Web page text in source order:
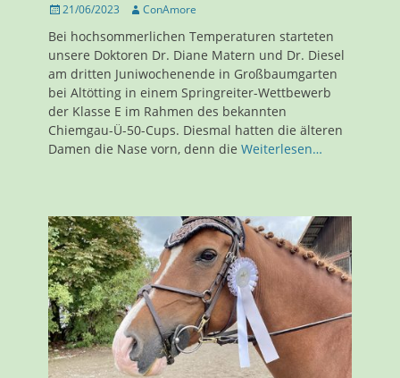
Veröffentlicht
21/06/2023 AutorConAmore
Bei hochsommerlichen Temperaturen starteten
unsere Doktoren Dr. Diane Matern und Dr. Diesel
am dritten Juniwochenende in Großbaumgarten
bei Altötting in einem Springreiter-Wettbewerb
der Klasse E im Rahmen des bekannten
Chiemgau-Ü-50-Cups. Diesmal hatten die älteren
Damen die Nase vorn, denn die Weiterlesen…